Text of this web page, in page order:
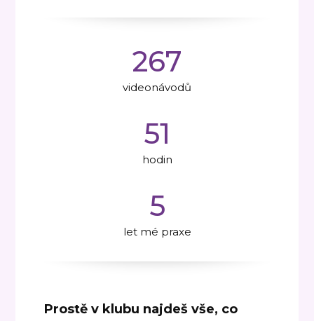
267
videonávodů
51
hodin
5
let mé praxe
Prostě v klubu najdeš vše, co